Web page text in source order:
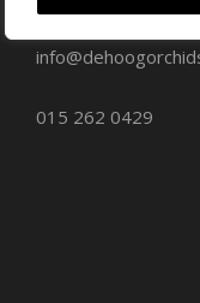
015 262 0429